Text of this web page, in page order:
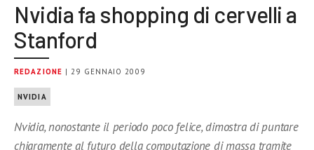
Nvidia fa shopping di cervelli a
Stanford
REDAZIONE | 29 GENNAIO 2009
NVIDIA
Nvidia, nonostante il periodo poco felice, dimostra di puntare
chiaramente al futuro della computazione di massa tramite